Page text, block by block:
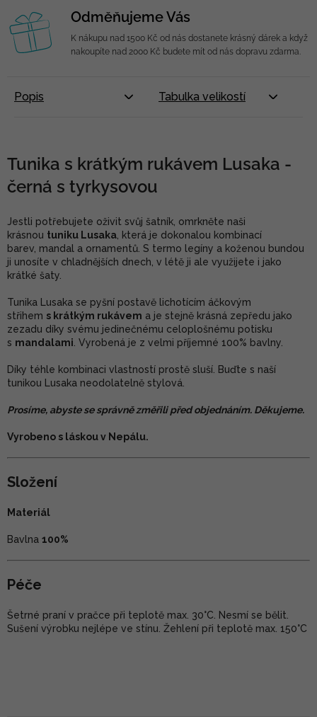
Odměňujeme Vás
K nákupu nad 1500 Kč od nás dostanete krásný dárek a když
nakoupíte nad 2000 Kč budete mít od nás dopravu zdarma.
Popis Tabulka velikostí
Tunika s krátkým rukávem Lusaka -
černá s tyrkysovou
Jestli potřebujete oživit svůj šatník, omrkněte naši
krásnou tuniku Lusaka , která je dokonalou kombinací
barev, mandal a ornamentů. S termo legíny a koženou bundou
ji unosíte v chladnějších dnech, v létě ji ale využijete i jako
krátké šaty.
Tunika Lusaka se pyšní postavě lichotícím áčkovým
střihem s krátkým rukávem a je stejně krásná zepředu jako
zezadu díky svému jedinečnému celoplošnému potisku
s mandalami . Vyrobená je z velmi příjemné 100% bavlny.
Díky téhle kombinaci vlastností prostě sluší. Buďte s naší
tunikou Lusaka neodolatelně stylová.
Prosíme, abyste se správně změřili před objednáním. Děkujeme.
Vyrobeno s láskou v Nepálu.
Složení
Materiál
Bavlna 100%
Péče
Šetrné praní v pračce při teplotě max. 30°C. Nesmí se bělit.
Sušení výrobku nejlépe ve stínu. Žehlení při teplotě max. 150°C